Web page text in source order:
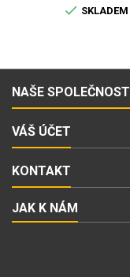
 SKLADEM
NAŠE SPOLEČNOST
VÁŠ ÚČET
KONTAKT
JAK K NÁM